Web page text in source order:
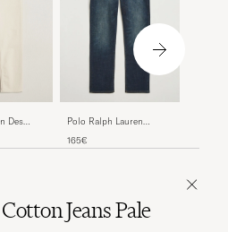
Des
Polo Ralph Lauren
Str Jeans Murphy Street
165€
Jeans Pale